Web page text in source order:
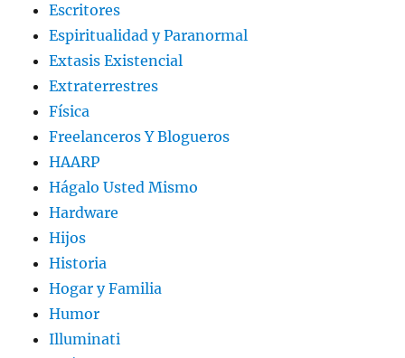
Escritores
Espiritualidad y Paranormal
Extasis Existencial
Extraterrestres
Física
Freelanceros Y Blogueros
HAARP
Hágalo Usted Mismo
Hardware
Hijos
Historia
Hogar y Familia
Humor
Illuminati